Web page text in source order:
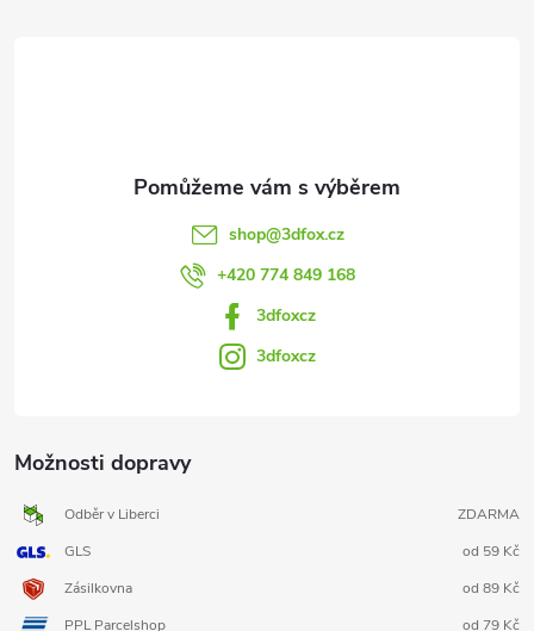
Možnosti dopravy
Odběr v Liberci
ZDARMA
GLS
od 59 Kč
Zásilkovna
od 89 Kč
PPL Parcelshop
od 79 Kč
shop@3dfox.cz
+420 774 849 168
3dfoxcz
3dfoxcz